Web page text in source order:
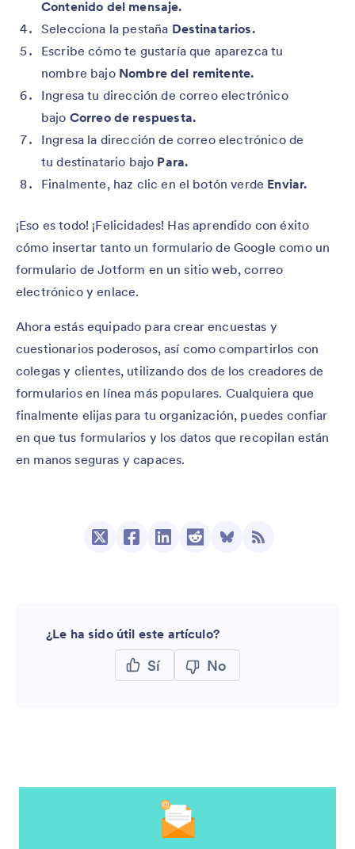
Contenido del mensaje.
Selecciona la pestaña Destinatarios.
Escribe cómo te gustaría que aparezca tu
nombre bajo Nombre del remitente.
Ingresa tu dirección de correo electrónico
bajo Correo de respuesta.
Ingresa la dirección de correo electrónico de
tu destinatario bajo Para.
Finalmente, haz clic en el botón verde Enviar.
¡Eso es todo! ¡Felicidades! Has aprendido con éxito
cómo insertar tanto un formulario de Google como un
formulario de Jotform en un sitio web, correo
electrónico y enlace.
Ahora estás equipado para crear encuestas y
cuestionarios poderosos, así como compartirlos con
colegas y clientes, utilizando dos de los creadores de
formularios en línea más populares. Cualquiera que
finalmente elijas para tu organización, puedes confiar
en que tus formularios y los datos que recopilan están
en manos seguras y capaces.
¿Le ha sido útil este artículo?
Sí No